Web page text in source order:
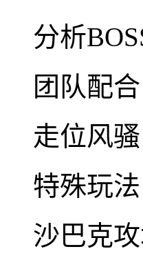
分析
团队配
走位风
特殊玩法
沙巴克